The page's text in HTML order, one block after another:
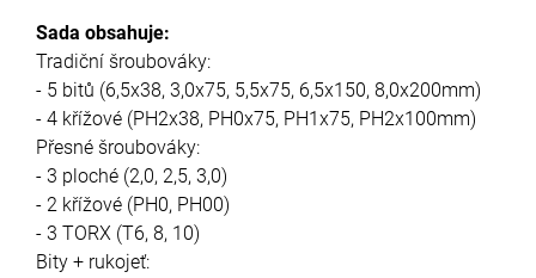
Sada obsahuje:
Tradiční šroubováky:
- 5 bitů (6,5x38, 3,0x75, 5,5x75, 6,5x150, 8,0x200mm)
- 4 křížové (PH2x38, PH0x75, PH1x75, PH2x100mm)
Přesné šroubováky:
- 3 ploché (2,0, 2,5, 3,0)
- 2 křížové (PH0, PH00)
- 3 TORX (T6, 8, 10)
Bity + rukojeť: